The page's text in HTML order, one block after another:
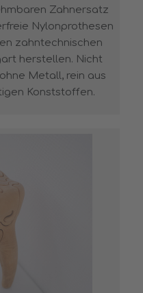
Zahnersatz
Nylonprothesen
zahntechnischen
herstellen. Nicht
Metall, rein aus
Konststoffen.